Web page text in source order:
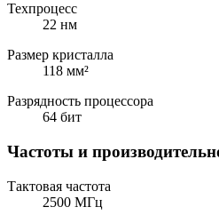
Техпроцесс
22 нм
Размер кристалла
118 мм²
Разрядность процессора
64 бит
Частоты и
Тактовая частота
2500 МГц